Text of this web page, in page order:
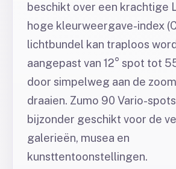
beschikt over een krachtige
hoge kleurweergave-index
lichtbundel kan traploos
aangepast van 12° spot tot
door simpelweg aan de
draaien. Zumo 90 Vario-
bijzonder geschikt voor de
galerieën, musea en
kunsttentoonstellingen.